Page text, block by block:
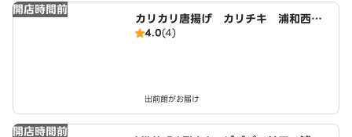
開店時間前
カリカリ唐揚げ カリチキ 浦和西口
店4.0(4)
出前館がお届け
開店時間前